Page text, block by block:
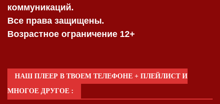
коммуникаций.
Все права защищены.
Возрастное ограничение 12+
НАШ ПЛЕЕР В ТВОЕМ ТЕЛЕФОНЕ + ПЛЕЙЛИСТ И
МНОГОЕ ДРУГОЕ :